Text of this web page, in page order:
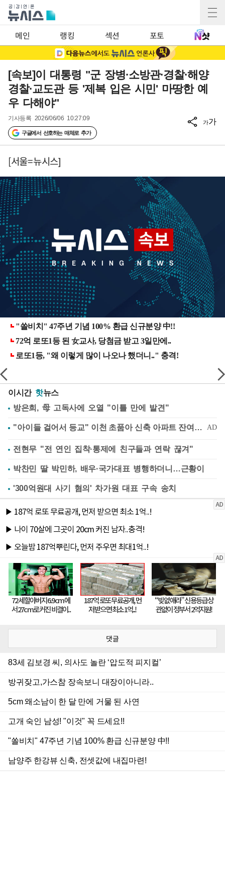
메인 랭킹 섹션 포토
[속보]이 대통령 "군 장병·소방관·경찰·해양
경찰·교도관 등 '제복 입은 시민' 마땅한 예
우 다해야"
기사등록 2026/06/06 10:27:09
구글에서 선호하는 매체로 추가
가가
[서울=뉴시스]
이시간 핫뉴스
방은희, 母 고독사에 오열 "이틀 만에 발견"
전현무 "전 연인 집착·통제에 친구들과 연락 끊겨"
박찬민 딸 박민하, 배우·국가대표 병행하더니…근황이
'300억원대 사기 혐의' 차가원 대표 구속 송치
댓글